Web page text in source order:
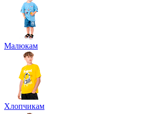
Малюкам
Хлопчикам